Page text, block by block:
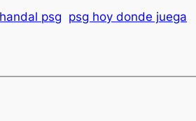
psg psg hoy donde juega